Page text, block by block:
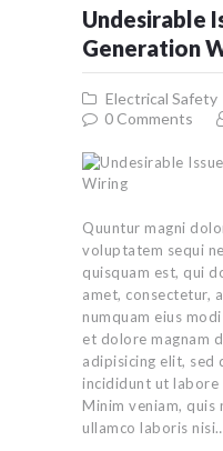
Undesirable
Generation
Electrical Safety
0 Comments
Quuntur magni
voluptatem sequi
quisquam est, qui
amet, consectetur,
numquam eius
et dolore magnam
adipisicing elit, sed
incididunt ut labore
Minim veniam,
ullamco laboris